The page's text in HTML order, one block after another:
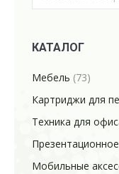
КАТАЛОГ
Мебель (73)
Картриджи для
Техника для
Мобильные